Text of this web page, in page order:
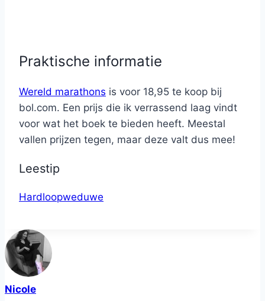
Praktische informatie
Wereld marathons is voor 18,95 te koop bij
bol.com. Een prijs die ik verrassend laag vindt
voor wat het boek te bieden heeft. Meestal
vallen prijzen tegen, maar deze valt dus mee!
Leestip
Hardloopweduwe
Nicole